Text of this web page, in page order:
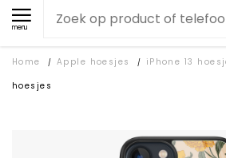
menu
Home / Apple hoesjes / iPhone 13
hoesjes